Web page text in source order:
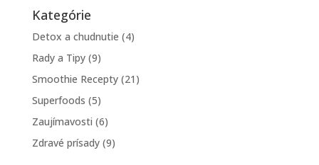
Kategórie
Detox a chudnutie (4)
Rady a Tipy(9)
Smoothie Recepty(21)
Superfoods (5)
Zaujímavosti (6)
Zdravé prísady(9)